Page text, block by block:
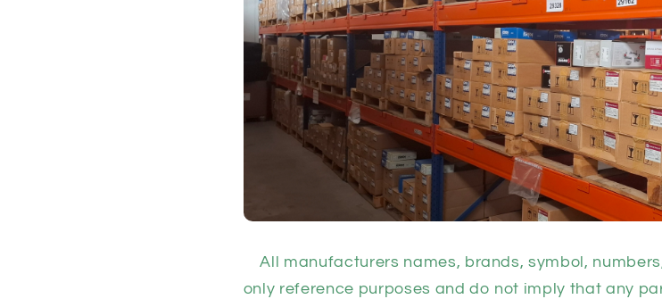
All manufacturers names, brands, symbol,
only reference purposes and do not imply that any